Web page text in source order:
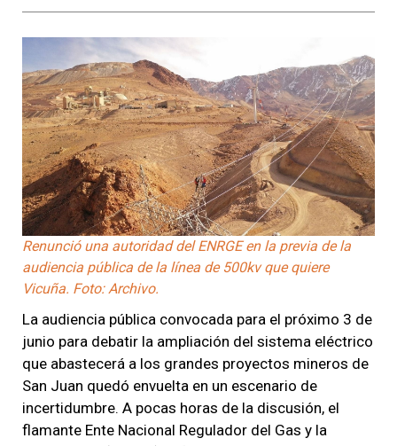
Renunció una autoridad del ENRGE en la previa de la
audiencia pública de la línea de 500kv que quiere
Vicuña. Foto: Archivo.
La audiencia pública convocada para el próximo 3 de
junio para debatir la ampliación del sistema eléctrico
que abastecerá a los grandes proyectos mineros de
San Juan quedó envuelta en un escenario de
incertidumbre. A pocas horas de la discusión, el
flamante Ente Nacional Regulador del Gas y la